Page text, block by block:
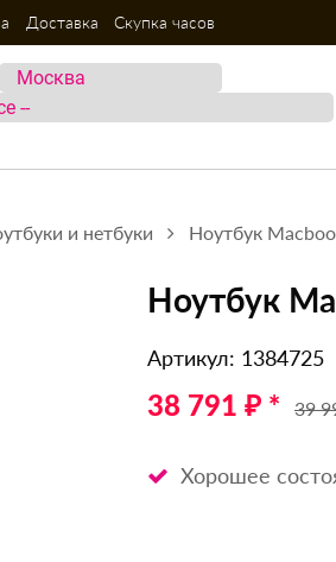
Доставка Скупка часов
и нетбуки Ноутбук
Ноутбук
Артикул: 1384725
38 791 ₽ * 39
Хорошее